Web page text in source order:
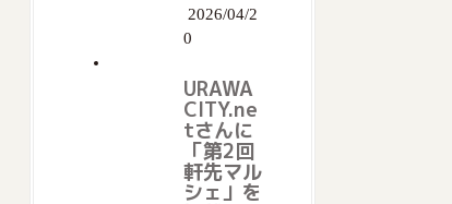
2026/04/2
0
URAWA
CITY.ne
tさんに
「第2回
軒先マル
シェ」を